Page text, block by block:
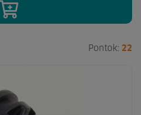
Pontok: 22